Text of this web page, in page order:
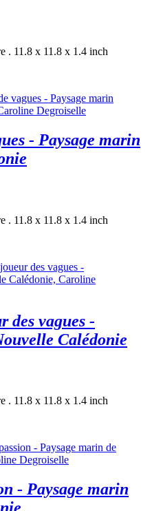
. 11.8 x 11.8 x 1.4 inch
- Paysage marin
. 11.8 x 11.8 x 1.4 inch
des vagues -
Calédonie
. 11.8 x 11.8 x 1.4 inch
- Paysage marin